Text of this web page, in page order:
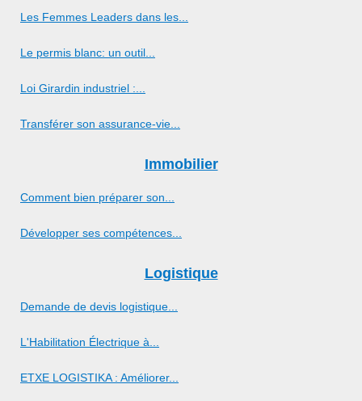
Les Femmes Leaders dans les...
Le permis blanc: un outil...
Loi Girardin industriel :...
Transférer son assurance-vie...
Immobilier
Comment bien préparer son...
Développer ses compétences...
Logistique
Demande de devis logistique...
L'Habilitation Électrique à...
ETXE LOGISTIKA : Améliorer...